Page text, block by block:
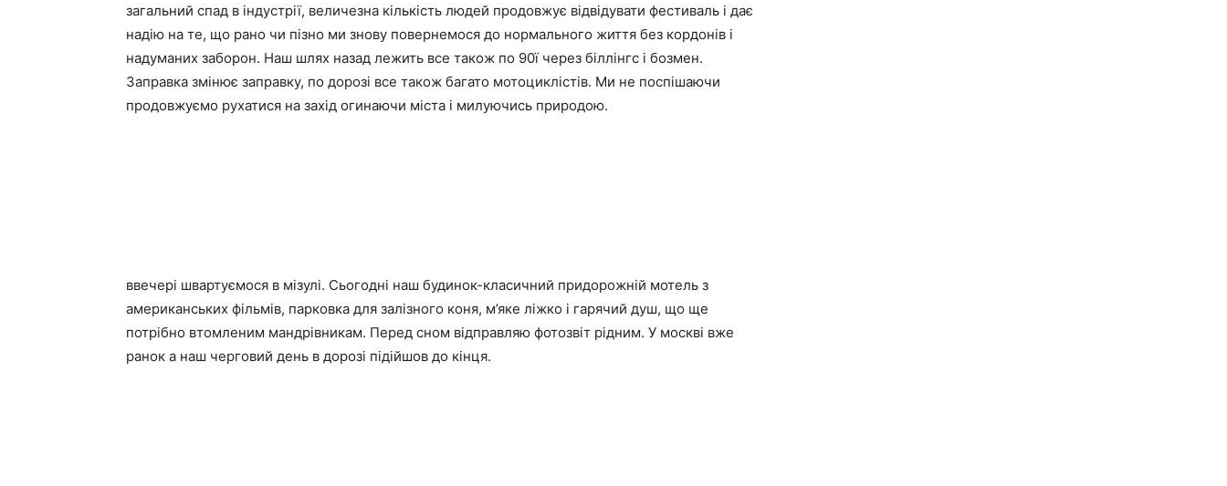
загальний спад в індустрії, величезна кількість людей продовжує відвідувати фестиваль і дає
надію на те, що рано чи пізно ми знову повернемося до нормального життя без кордонів і
надуманих заборон. Наш шлях назад лежить все також по 90ї через біллінгс і бозмен.
Заправка змінює заправку, по дорозі все також багато мотоциклістів. Ми не поспішаючи
продовжуємо рухатися на захід огинаючи міста і милуючись природою.
ввечері швартуємося в мізулі. Сьогодні наш будинок-класичний придорожній мотель з
американських фільмів, парковка для залізного коня, м’яке ліжко і гарячий душ, що ще
потрібно втомленим мандрівникам. Перед сном відправляю фотозвіт рідним. У москві вже
ранок а наш черговий день в дорозі підійшов до кінця.